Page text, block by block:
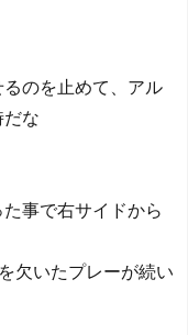
るのを止めて、アル
な
事で右サイドから
欠いたプレーが続い